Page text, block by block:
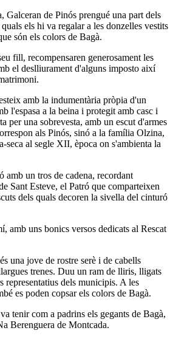
Galceran de Pinós prengué una part dels
els hi va regalar a les donzelles vestits
són els colors de Bagà.
fill, recompensaren generosament les
el deslliurament d'alguns imposto així
amb la indumentària pròpia d'un
l'espasa a la beina i protegit amb casc i
per una sobrevesta, amb un escut d'armes
als Pinós, sinó a la família Olzina,
seca al segle XII, època on s'ambienta la
un tros de cadena, recordant
Sant Esteve, el Patró que comparteixen
dels quals decoren la sivella del cinturó
amb uns bonics versos dedicats al Rescat
una jove de rostre serè i de cabells
trenes. Duu un ram de lliris, lligats
representatius dels municipis. A les
es poden copsar els colors de Bagà.
tenir com a padrins els gegants de Bagà,
Berenguera de Montcada.